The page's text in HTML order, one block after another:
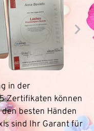
in der
Zertifikaten können
besten Händen
sind Ihr Garant für